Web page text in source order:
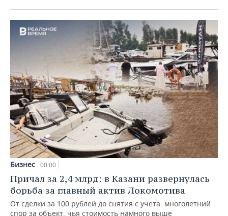
Бизнес 00:00
Причал за 2,4 млрд: в Казани развернулась
борьба за главный актив Локомотива
От сделки за 100 рублей до снятия с учета: многолетний
спор за объект, чья стоимость намного выше